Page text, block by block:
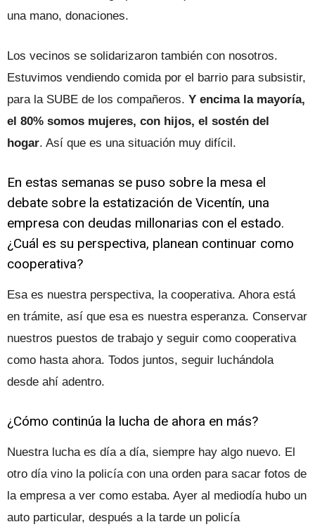
una mano, donaciones.
Los vecinos se solidarizaron también con nosotros.
Estuvimos vendiendo comida por el barrio para subsistir,
para la SUBE de los compañeros. Y encima la mayoría,
el 80% somos mujeres, con hijos, el sostén del
hogar. Así que es una situación muy difícil.
En estas semanas se puso sobre la mesa el
debate sobre la estatización de Vicentín, una
empresa con deudas millonarias con el estado.
¿Cuál es su perspectiva, planean continuar como
cooperativa?
Esa es nuestra perspectiva, la cooperativa. Ahora está
en trámite, así que esa es nuestra esperanza. Conservar
nuestros puestos de trabajo y seguir como cooperativa
como hasta ahora. Todos juntos, seguir luchándola
desde ahí adentro.
¿Cómo continúa la lucha de ahora en más?
Nuestra lucha es día a día, siempre hay algo nuevo. El
otro día vino la policía con una orden para sacar fotos de
la empresa a ver como estaba. Ayer al mediodía hubo un
auto particular, después a la tarde un policía